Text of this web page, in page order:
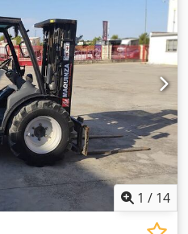
de combustible: 17 litros
Tudela (Navarra)
kg. de capacidad
para todo tipo de trabajos en
construcción, puertos,
revisada y funcional
con nuestro
libre: 90 mm CE Dsdpjv
1 / 14